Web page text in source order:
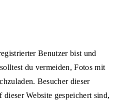
Benutzer bist und
du vermeiden, Fotos mit
Besucher dieser
Website gespeichert sind,